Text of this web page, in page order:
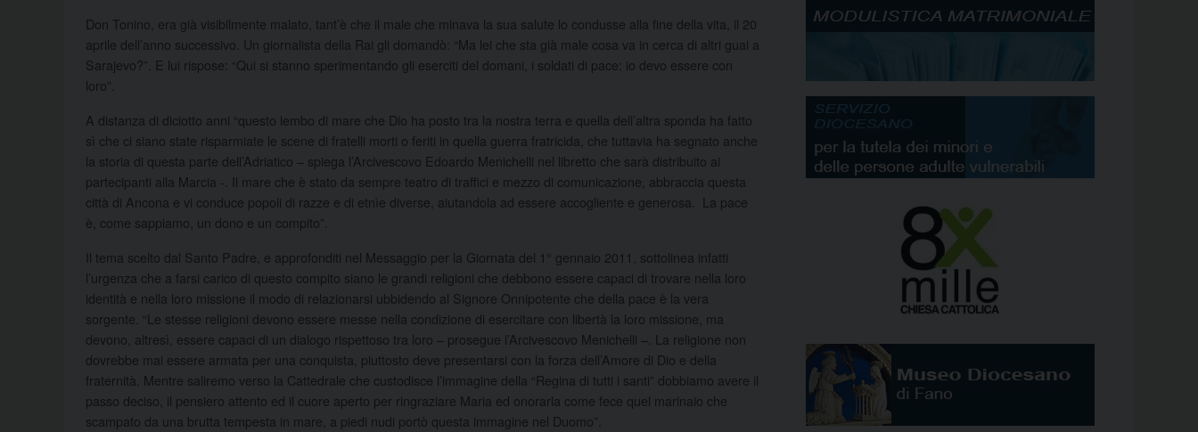
Don Tonino, era già visibilmente malato, tant’è che il male che minava la sua salute lo condusse alla fine della vita, il 20
aprile dell’anno successivo. Un giornalista della Rai gli domandò: “Ma lei che sta già male cosa va in cerca di altri guai a
Sarajevo?”. E lui rispose: “Qui si stanno sperimentando gli eserciti del domani, i soldati di pace: io devo essere con
loro”.
A distanza di diciotto anni “questo lembo di mare che Dio ha posto tra la nostra terra e quella dell’altra sponda ha fatto
sì che ci siano state risparmiate le scene di fratelli morti o feriti in quella guerra fratricida, che tuttavia ha segnato anche
la storia di questa parte dell’Adriatico – spiega l’Arcivescovo Edoardo Menichelli nel libretto che sarà distribuito ai
partecipanti alla Marcia -. Il mare che è stato da sempre teatro di traffici e mezzo di comunicazione, abbraccia questa
città di Ancona e vi conduce popoli di razze e di etnìe diverse, aiutandola ad essere accogliente e generosa. La pace
è, come sappiamo, un dono e un compito”.
Il tema scelto dal Santo Padre, e approfonditi nel Messaggio per la Giornata del 1° gennaio 2011, sottolinea infatti
l’urgenza che a farsi carico di questo compito siano le grandi religioni che debbono essere capaci di trovare nella loro
identità e nella loro missione il modo di relazionarsi ubbidendo al Signore Onnipotente che della pace è la vera
sorgente. “Le stesse religioni devono essere messe nella condizione di esercitare con libertà la loro missione, ma
devono, altresì, essere capaci di un dialogo rispettoso tra loro – prosegue l’Arcivescovo Menichelli –. La religione non
dovrebbe mai essere armata per una conquista, piuttosto deve presentarsi con la forza dell’Amore di Dio e della
fraternità. Mentre saliremo verso la Cattedrale che custodisce l’immagine della “Regina di tutti i santi” dobbiamo avere il
passo deciso, il pensiero attento ed il cuore aperto per ringraziare Maria ed onorarla come fece quel marinaio che
scampato da una brutta tempesta in mare, a piedi nudi portò questa immagine nel Duomo”.